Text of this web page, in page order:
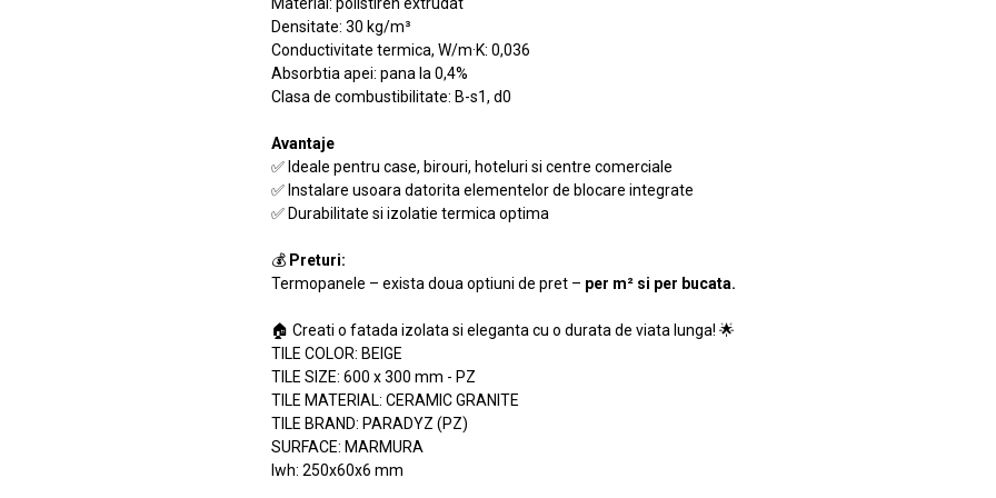
Material: polistiren extrudat
Densitate: 30 kg/m³
Conductivitate termica, W/m·K: 0,036
Absorbtia apei: pana la 0,4%
Clasa de combustibilitate: B-s1, d0
Avantaje
✅ Ideale pentru case, birouri, hoteluri si centre comerciale
✅ Instalare usoara datorita elementelor de blocare integrate
✅ Durabilitate si izolatie termica optima
💰 Preturi:
Termopanele – exista doua optiuni de pret – per m² si per bucata.
🏠 Creati o fatada izolata si eleganta cu o durata de viata lunga! 🌟
TILE COLOR: BEIGE
TILE SIZE: 600 x 300 mm - PZ
TILE MATERIAL: CERAMIC GRANITE
TILE BRAND: PARADYZ (PZ)
SURFACE: MARMURA
lwh: 250x60x6 mm